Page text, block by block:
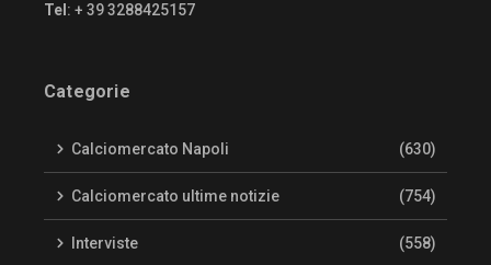
Tel : + 39 3288425157
Categorie
Calciomercato Napoli (630)
Calciomercato ultime notizie (754)
Interviste (558)